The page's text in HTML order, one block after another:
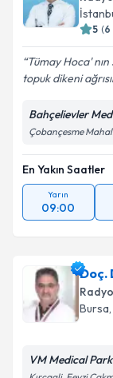
5 (6
Tümay Hoca'
topuk dikeni
Bahçelievler
Çobançesme
En Yakın Saatler
Yarın
09:00
Doç.
Bursa,
VM Medical